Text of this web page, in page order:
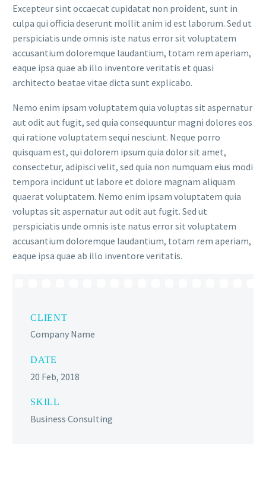
Excepteur sint occaecat cupidatat non proident, sunt in
culpa qui officia deserunt mollit anim id est laborum. Sed ut
perspiciatis unde omnis iste natus error sit voluptatem
accusantium doloremque laudantium, totam rem aperiam,
eaque ipsa quae ab illo inventore veritatis et quasi
architecto beatae vitae dicta sunt explicabo.
Nemo enim ipsam voluptatem quia voluptas sit aspernatur
aut odit aut fugit, sed quia consequuntur magni dolores eos
qui ratione voluptatem sequi nesciunt. Neque porro
quisquam est, qui dolorem ipsum quia dolor sit amet,
consectetur, adipisci velit, sed quia non numquam eius modi
tempora incidunt ut labore et dolore magnam aliquam
quaerat voluptatem. Nemo enim ipsam voluptatem quia
voluptas sit aspernatur aut odit aut fugit. Sed ut
perspiciatis unde omnis iste natus error sit voluptatem
accusantium doloremque laudantium, totam rem aperiam,
eaque ipsa quae ab illo inventore veritatis.
CLIENT
Company Name
DATE
20 Feb, 2018
SKILL
Business Consulting